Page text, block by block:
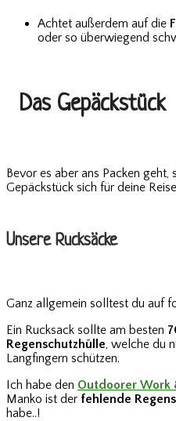
Achtet außerdem auf die
oder so überwiegend
Das Gepäckstück
Bevor es aber ans Packen
Gepäckstück sich für deine
Unsere Rucksäcke
Ganz allgemein solltest du auf
Ein Rucksack sollte am besten
Regenschutzhülle , welche du
Langfingern schützen.
Ich habe den Outdoorer Work
Manko ist der fehlende
habe..!